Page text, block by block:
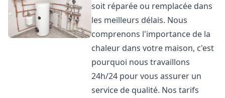
soit réparée ou remplacée dans
les meilleurs délais. Nous
comprenons l'importance de la
chaleur dans votre maison, c'est
pourquoi nous travaillons
24h/24 pour vous assurer un
service de qualité. Nos tarifs